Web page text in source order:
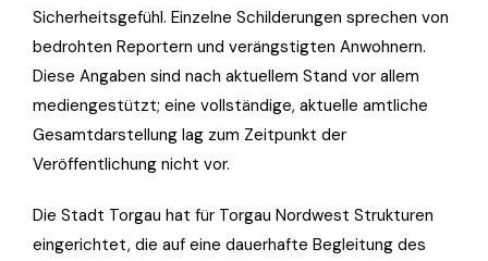
Sicherheitsgefühl. Einzelne Schilderungen sprechen von
bedrohten Reportern und verängstigten Anwohnern.
Diese Angaben sind nach aktuellem Stand vor allem
mediengestützt; eine vollständige, aktuelle amtliche
Gesamtdarstellung lag zum Zeitpunkt der
Veröffentlichung nicht vor.
Die Stadt Torgau hat für Torgau Nordwest Strukturen
eingerichtet, die auf eine dauerhafte Begleitung des